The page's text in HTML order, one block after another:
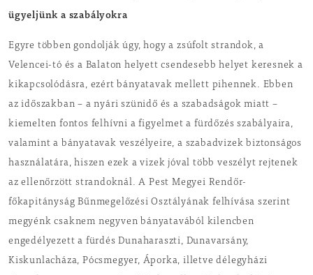
ügyeljünk a szabályokra
Egyre többen gondolják úgy, hogy a zsúfolt strandok, a
Velencei-tó és a Balaton helyett csendesebb helyet keresnek a
kikapcsolódásra, ezért bányatavak mellett pihennek. Ebben
az időszakban – a nyári szünidő és a szabadságok miatt –
kiemelten fontos felhívni a figyelmet a fürdőzés szabályaira,
valamint a bányatavak veszélyeire, a szabadvizek biztonságos
használatára, hiszen ezek a vizek jóval több veszélyt rejtenek
az ellenőrzött strandoknál. A Pest Megyei Rendőr-
főkapitányság Bűnmegelőzési Osztályának felhívása szerint
megyénk csaknem negyven bányatavából kilencben
engedélyezett a fürdés Dunaharaszti, Dunavarsány,
Kiskunlacháza, Pócsmegyer, Áporka, illetve délegyházi